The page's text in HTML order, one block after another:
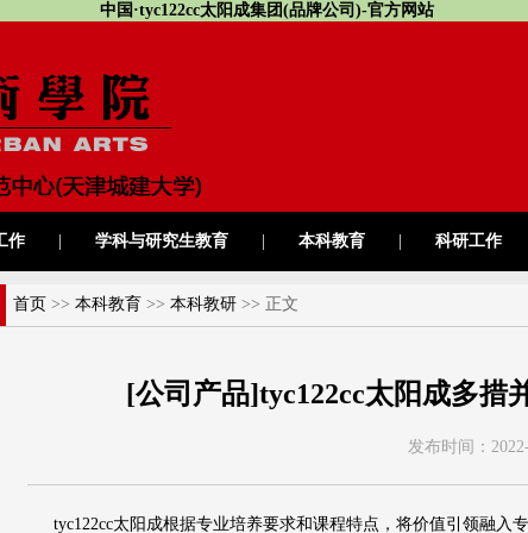
中国·tyc122cc太阳成集团(品牌公司)-官方网站
作 学科与研究生教育 本科教育 科研工作
首页 >> 本科教育 >> 本科教研 >> 正文
[公司产品]tyc122cc太阳成多措
发布时间：
tyc122cc太阳成根据专业培养要求和课程特点，将价值引领融入